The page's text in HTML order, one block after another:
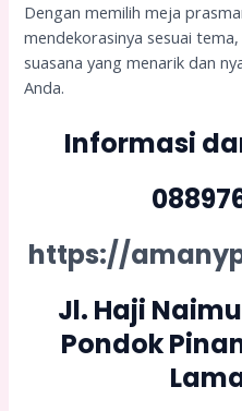
Dengan memilih meja
mendekorasinya sesuai
suasana yang menarik dan
Anda.
Informasi
https://
Jl. Haji
Pondok